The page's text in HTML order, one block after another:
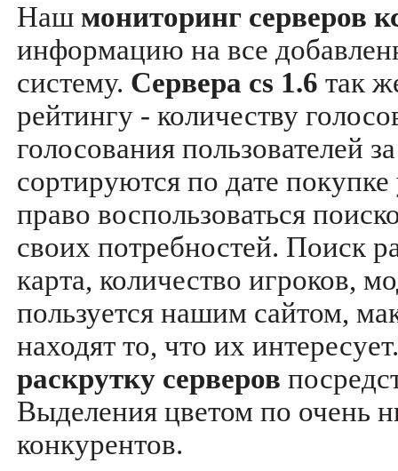
Наш мониторинг серверов
информацию на все
систему. Сервера cs 1.6 так
рейтингу - количеству
голосования пользователей
сортируются по дате
право воспользоваться
своих потребностей. Поиск
карта, количество игроков,
пользуется нашим сайтом,
находят то, что их
раскрутку серверов
Выделения цветом по очень
конкурентов.